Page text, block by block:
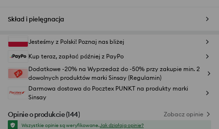
Skład i pielęgnacja
Jesteśmy z Polski! Poznaj nas bliżej
Kup teraz, zapłać później z PayPo
Dodatkowe -20% na Wyprzedaż do -50% przy zakupie min. 2
dowolnych produktów marki Sinsay (Regulamin)
Darmowa dostawa do Pocztex PUNKT na produkty marki
Sinsay
Opinie o produkcie(144) Zobacz opinie
Wszystkie opinie są weryfikowane.Jak działają opinie?